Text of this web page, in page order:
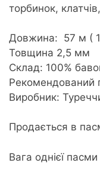
торбинок,
Довжина: 57 м (
Товщина 2,5 мм
Склад: 100%
Рекомендований
Виробник:
Продається в
Вага однієї